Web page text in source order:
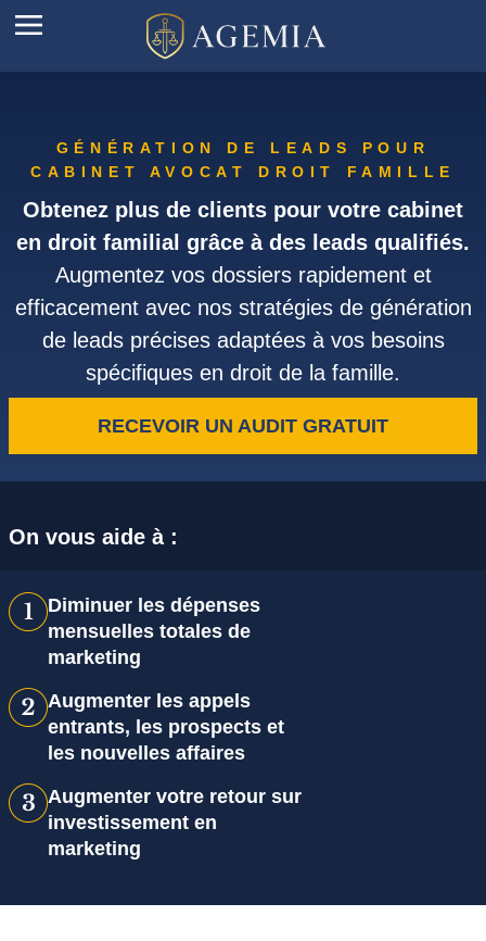
GÉNÉRATION DE LEADS POUR
CABINET AVOCAT DROIT FAMILLE
Obtenez plus de clients pour votre cabinet
en droit familial grâce à des leads qualifiés.
Augmentez vos dossiers rapidement et
efficacement avec nos stratégies de génération
de leads précises adaptées à vos besoins
spécifiques en droit de la famille.
RECEVOIR UN AUDIT GRATUIT
On vous aide à :
Diminuer les dépenses
mensuelles totales de
marketing
Augmenter les appels
entrants, les prospects et
les nouvelles affaires
Augmenter votre retour sur
investissement en
marketing